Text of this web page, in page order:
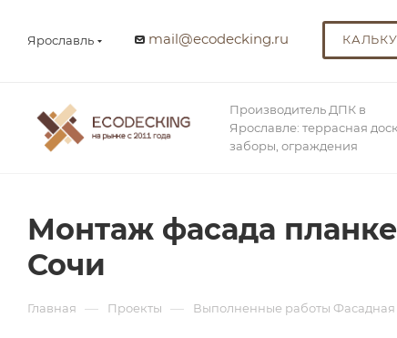
Ярославль mail@ecodecking.ru
Производитель ДПК в
Ярославле: террасная
заборы, ограждения
Монтаж фасада
Сочи
Главная — Проекты — Выполненные работы Фасадная